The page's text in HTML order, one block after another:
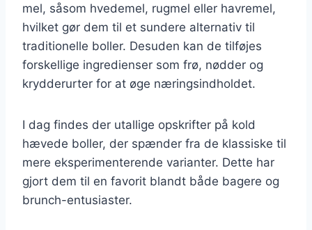
mel, såsom hvedemel, rugmel eller havremel,
hvilket gør dem til et sundere alternativ til
traditionelle boller. Desuden kan de tilføjes
forskellige ingredienser som frø, nødder og
krydderurter for at øge næringsindholdet.
I dag findes der utallige opskrifter på kold
hævede boller, der spænder fra de klassiske til
mere eksperimenterende varianter. Dette har
gjort dem til en favorit blandt både bagere og
brunch-entusiaster.